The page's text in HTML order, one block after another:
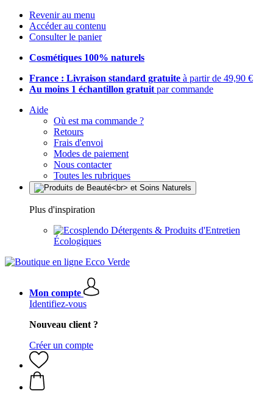
Revenir au menu
Accéder au contenu
Consulter le panier
Cosmétiques 100% naturels
France : Livraison standard gratuite à partir de 49,90 €
Au moins 1 échantillon gratuit par commande
Aide
Où est ma commande ?
Retours
Frais d'envoi
Modes de paiement
Nous contacter
Toutes les rubriques
Plus d'inspiration
Détergents & Produits d'Entretien
Écologiques
Mon compte
Identifiez-vous
Nouveau client ?
Créer un compte